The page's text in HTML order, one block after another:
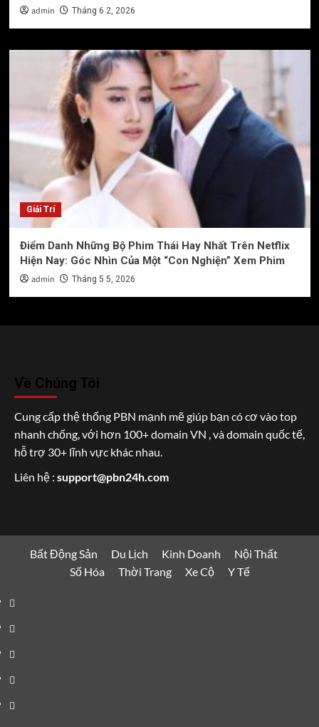
admin Tháng 6 2, 2026
Giải Trí
Điểm Danh Những Bộ Phim Thái Hay Nhất Trên Netflix
Hiện Nay: Góc Nhìn Của Một “Con Nghiện” Xem Phim
admin Tháng 5 5, 2026
Về Chúng Tôi
Cung cấp thệ thống PBN mạnh mẽ giúp bạn có cơ vào top
nhanh chống, với hơn 100+ domain VN , và domain quốc tế,
hỗ trợ 30+ lĩnh vực khác nhau.
Liên hệ : support@pbn24h.com
Bất Động Sản Du Lịch Kinh Doanh
Nội Thất
Số Hóa
Thời Trang Xe Cộ Y Tế
Bất
Động
Sản
Du
Lịch
Kinh
Doanh
Nội
Thất
Số